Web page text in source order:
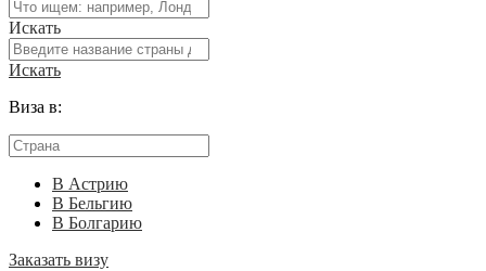
Искать
Искать
Виза в:
В Астрию
В Бельгию
В Болгарию
Заказать визу